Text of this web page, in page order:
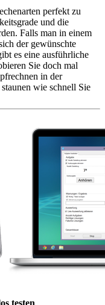
perfekt zu
und die
Falls man in einem
der gewünschte
es eine ausführliche
Sie doch mal
in der
wie schnell Sie
testen